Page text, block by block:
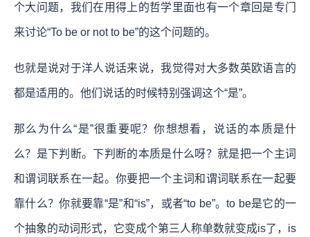
个大问题，我们在用得上的哲学里面也有一个章回是专门
来讨论“To be or not to be”的这个问题的。
也就是说对于洋人说话来说，我觉得对大多数英欧语言的
都是适用的。他们说话的时候特别强调这个“是”。
那么为什么“是”很重要呢？你想想看，说话的本质是什
么？是下判断。下判断的本质是什么呀？就是把一个主词
和谓词联系在一起。你要把一个主词和谓词联系在一起要
靠什么？你就要靠“是”和“is”，或者“to be”。to be是它的一
个抽象的动词形式，它变成个第三人称单数就变成is了，is